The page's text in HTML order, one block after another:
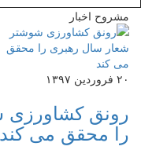
مشروح اخبار
۲۰ فروردین ۱۳۹۷
رونق
را محقق می کند